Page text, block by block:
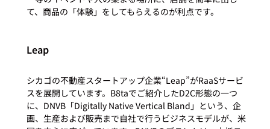
Leap
シカゴの不動産スタートアップ企業“Leap”がRaaSサービ
スを展開しています。B8taでご紹介したD2C形態の一つ
に、DNVB「Digitally Native Vertical Bland」という、企
画、生産および販売まで自社で行うビジネスモデルが、米